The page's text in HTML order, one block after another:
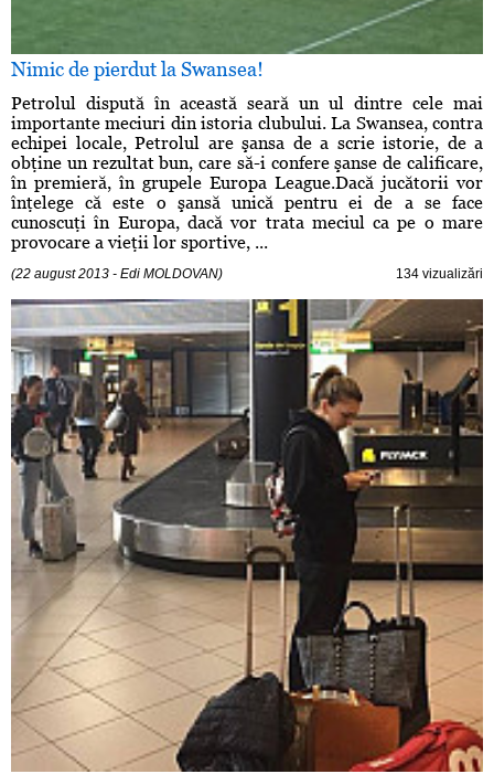
Nimic de pierdut la Swansea!
Petrolul dispută în această seară un ul dintre cele mai
importante meciuri din istoria clubului. La Swansea, contra
echipei locale, Petrolul are şansa de a scrie istorie, de a
obţine un rezultat bun, care să-i confere şanse de calificare,
în premieră, în grupele Europa League.Dacă jucătorii vor
înţelege că este o şansă unică pentru ei de a se face
cunoscuţi în Europa, dacă vor trata meciul ca pe o mare
provocare a vieţii lor sportive, ...
(22 august 2013 - Edi MOLDOVAN) 134 vizualizări